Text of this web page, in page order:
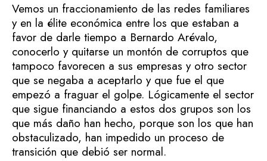
Vemos un fraccionamiento de las redes familiares
y en la élite económica entre los que estaban a
favor de darle tiempo a Bernardo Arévalo,
conocerlo y quitarse un montón de corruptos que
tampoco favorecen a sus empresas y otro sector
que se negaba a aceptarlo y que fue el que
empezó a fraguar el golpe. Lógicamente el sector
que sigue financiando a estos dos grupos son los
que más daño han hecho, porque son los que han
obstaculizado, han impedido un proceso de
transición que debió ser normal.